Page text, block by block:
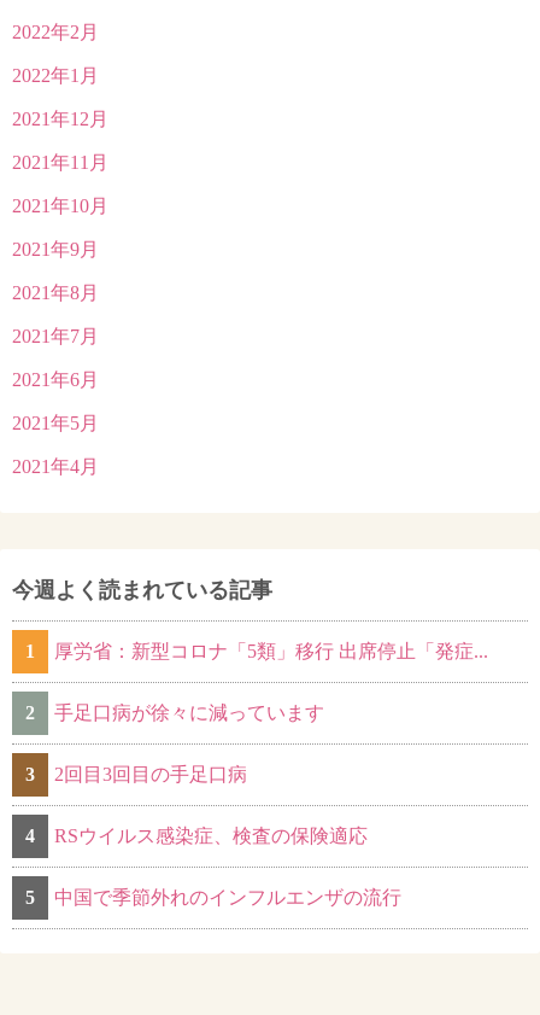
2022年2月
2022年1月
2021年12月
2021年11月
2021年10月
2021年9月
2021年8月
2021年7月
2021年6月
2021年5月
2021年4月
今週よく読まれている記事
1 厚労省：新型コロナ「5類」移行 出席停止「発症...
2 手足口病が徐々に減っています
3 2回目3回目の手足口病
4 RSウイルス感染症、検査の保険適応
5 中国で季節外れのインフルエンザの流行